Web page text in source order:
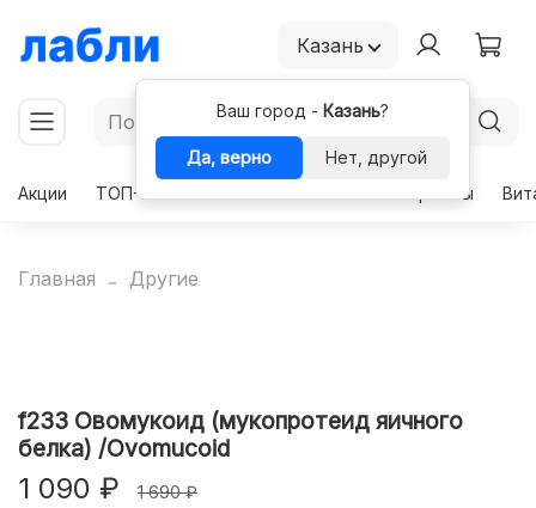
Казань
Ваш город - Казань?
Да, верно
Нет, другой
Акции
ТОП-50 Гормоны
Главная Другие
f233 Овомукоид (мукопротеид яичного
белка) /Ovomucoid
1 090 ₽ 1 690 ₽